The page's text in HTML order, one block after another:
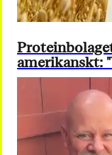
amerikanskt: